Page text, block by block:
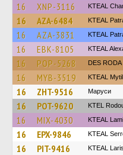
16 XNP-3116 KTEAL
16 AZA-6484 KTEAL
16 AZA-3831 KTEAL
16 EBK-8105 KTEAL
16 POP-5268 DES RODA
16 MYB-3519 KTEAL
16 ZHT-9516 Маруси
16 POT-9620 ΚΤΕL
16 MIX-4030 KTEAL
16 EPX-9846 KTEAL
16 PIT-9416 KTEAL